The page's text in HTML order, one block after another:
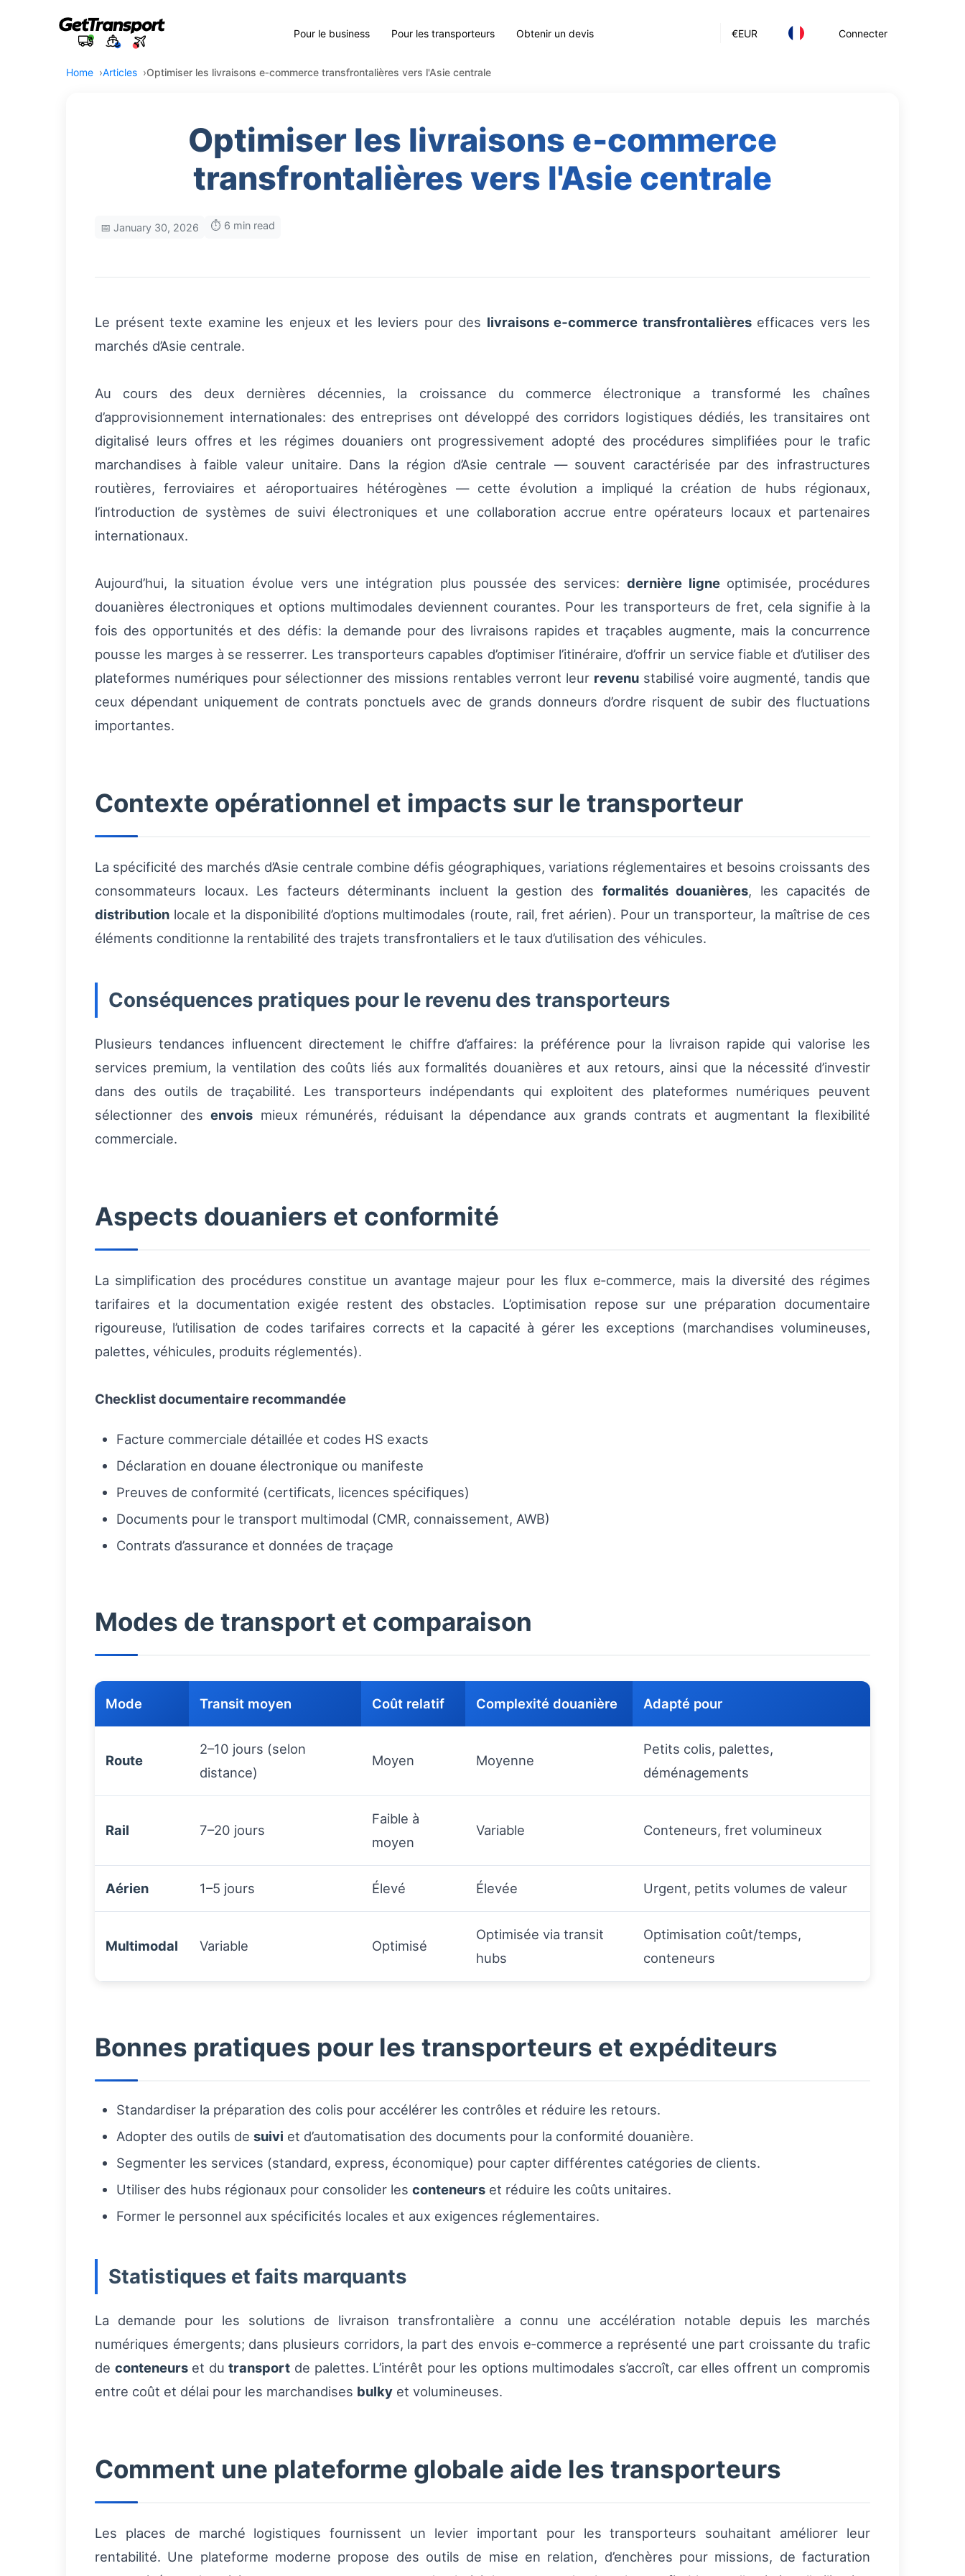
€EUR Connecter
Pour le business Pour les transporteurs Obtenir un devis
Home Articles Optimiser les livraisons e‑commerce transfrontalières vers l'Asie centrale
Optimiser les livraisons e‑commerce
transfrontalières vers l'Asie centrale
📅 January 30, 2026 ⏱️ 6 min read
Le présent texte examine les enjeux et les leviers pour des livraisons e‑commerce transfrontalièresefficaces vers les
marchés d’Asie centrale.
Au cours des deux dernières décennies, la croissance du commerce électronique a transformé les chaînes
d’approvisionnement internationales: des entreprises ont développé des corridors logistiques dédiés, les transitaires ont
digitalisé leurs offres et les régimes douaniers ont progressivement adopté des procédures simplifiées pour le trafic
marchandises à faible valeur unitaire. Dans la région d’Asie centrale — souvent caractérisée par des infrastructures
routières, ferroviaires et aéroportuaires hétérogènes — cette évolution a impliqué la création de hubs régionaux,
l’introduction de systèmes de suivi électroniques et une collaboration accrue entre opérateurs locaux et partenaires
internationaux.
Aujourd’hui, la situation évolue vers une intégration plus poussée des services: dernière ligneoptimisée, procédures
douanières électroniques et options multimodales deviennent courantes. Pour les transporteurs de fret, cela signifie à la
fois des opportunités et des défis: la demande pour des livraisons rapides et traçables augmente, mais la concurrence
pousse les marges à se resserrer. Les transporteurs capables d’optimiser l’itinéraire, d’offrir un service fiable et d’utiliser des
plateformes numériques pour sélectionner des missions rentables verront leur revenu stabilisé voire augmenté, tandis que
ceux dépendant uniquement de contrats ponctuels avec de grands donneurs d’ordre risquent de subir des fluctuations
importantes.
Contexte opérationnel et impacts sur le transporteur
La spécificité des marchés d’Asie centrale combine défis géographiques, variations réglementaires et besoins croissants des
consommateurs locaux. Les facteurs déterminants incluent la gestion des formalités douanières, les capacités de
distribution locale et la disponibilité d’options multimodales (route, rail, fret aérien). Pour un transporteur, la maîtrise de ces
éléments conditionne la rentabilité des trajets transfrontaliers et le taux d’utilisation des véhicules.
Conséquences pratiques pour le revenu des transporteurs
Plusieurs tendances influencent directement le chiffre d’affaires: la préférence pour la livraison rapide qui valorise les
services premium, la ventilation des coûts liés aux formalités douanières et aux retours, ainsi que la nécessité d’investir
dans des outils de traçabilité. Les transporteurs indépendants qui exploitent des plateformes numériques peuvent
sélectionner des envois mieux rémunérés, réduisant la dépendance aux grands contrats et augmentant la flexibilité
commerciale.
Aspects douaniers et conformité
La simplification des procédures constitue un avantage majeur pour les flux e‑commerce, mais la diversité des régimes
tarifaires et la documentation exigée restent des obstacles. L’optimisation repose sur une préparation documentaire
rigoureuse, l’utilisation de codes tarifaires corrects et la capacité à gérer les exceptions (marchandises volumineuses,
palettes, véhicules, produits réglementés).
Checklist documentaire recommandée
Facture commerciale détaillée et codes HS exacts
Déclaration en douane électronique ou manifeste
Preuves de conformité (certificats, licences spécifiques)
Documents pour le transport multimodal (CMR, connaissement, AWB)
Contrats d’assurance et données de traçage
Modes de transport et comparaison
Mode Transit moyen Coût relatif Complexité douanière Adapté pour
Route
2–10 jours (selon
distance)
Moyen Moyenne
Petits colis, palettes,
déménagements
Rail 7–20 jours
Faible à
moyen
Variable Conteneurs, fret volumineux
Aérien 1–5 jours Élevé Élevée Urgent, petits volumes de valeur
Multimodal Variable Optimisé
Optimisée via transit
hubs
Optimisation coût/temps,
conteneurs
Bonnes pratiques pour les transporteurs et expéditeurs
Standardiser la préparation des colis pour accélérer les contrôles et réduire les retours.
Adopter des outils de suivi et d’automatisation des documents pour la conformité douanière.
Segmenter les services (standard, express, économique) pour capter différentes catégories de clients.
Utiliser des hubs régionaux pour consolider les conteneurs et réduire les coûts unitaires.
Former le personnel aux spécificités locales et aux exigences réglementaires.
Statistiques et faits marquants
La demande pour les solutions de livraison transfrontalière a connu une accélération notable depuis les marchés
numériques émergents; dans plusieurs corridors, la part des envois e‑commerce a représenté une part croissante du trafic
de conteneurset dutransport de palettes. L’intérêt pour les options multimodales s’accroît, car elles offrent un compromis
entre coût et délai pour les marchandises bulky et volumineuses.
Comment une plateforme globale aide les transporteurs
Les places de marché logistiques fournissent un levier important pour les transporteurs souhaitant améliorer leur
rentabilité. Une plateforme moderne propose des outils de mise en relation, d’enchères pour missions, de facturation